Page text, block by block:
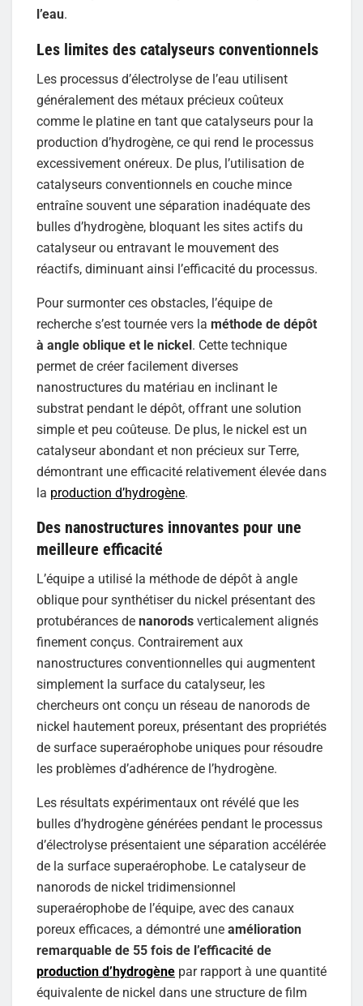
l’eau.
Les limites des catalyseurs conventionnels
Les processus d’électrolyse de l’eau utilisent
généralement des métaux précieux coûteux
comme le platine en tant que catalyseurs pour la
production d’hydrogène, ce qui rend le processus
excessivement onéreux. De plus, l’utilisation de
catalyseurs conventionnels en couche mince
entraîne souvent une séparation inadéquate des
bulles d’hydrogène, bloquant les sites actifs du
catalyseur ou entravant le mouvement des
réactifs, diminuant ainsi l’efficacité du processus.
Pour surmonter ces obstacles, l’équipe de
recherche s’est tournée vers la méthode de dépôt
à angle oblique et le nickel. Cette technique
permet de créer facilement diverses
nanostructures du matériau en inclinant le
substrat pendant le dépôt, offrant une solution
simple et peu coûteuse. De plus, le nickel est un
catalyseur abondant et non précieux sur Terre,
démontrant une efficacité relativement élevée dans
la production d’hydrogène.
Des nanostructures innovantes pour une
meilleure efficacité
L’équipe a utilisé la méthode de dépôt à angle
oblique pour synthétiser du nickel présentant des
protubérances de nanorods verticalement alignés
finement conçus. Contrairement aux
nanostructures conventionnelles qui augmentent
simplement la surface du catalyseur, les
chercheurs ont conçu un réseau de nanorods de
nickel hautement poreux, présentant des propriétés
de surface superaérophobe uniques pour résoudre
les problèmes d’adhérence de l’hydrogène.
Les résultats expérimentaux ont révélé que les
bulles d’hydrogène générées pendant le processus
d’électrolyse présentaient une séparation accélérée
de la surface superaérophobe. Le catalyseur de
nanorods de nickel tridimensionnel
superaérophobe de l’équipe, avec des canaux
poreux efficaces, a démontré une amélioration
remarquable de 55 fois de l’efficacité de
production d’hydrogène par rapport à une quantité
équivalente de nickel dans une structure de film